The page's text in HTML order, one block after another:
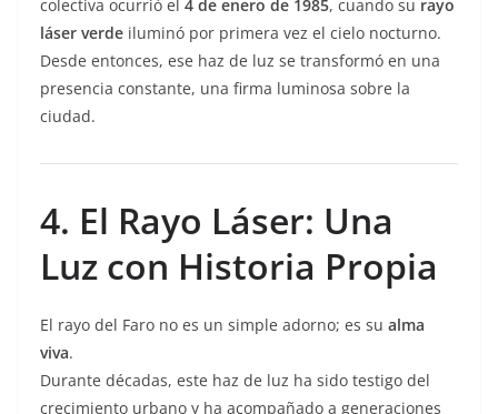
colectiva ocurrió el 4 de enero de 1985, cuando su rayo
láser verde iluminó por primera vez el cielo nocturno.
Desde entonces, ese haz de luz se transformó en una
presencia constante, una firma luminosa sobre la
ciudad.
4. El Rayo Láser: Una
Luz con Historia Propia
El rayo del Faro no es un simple adorno; es su alma
viva.
Durante décadas, este haz de luz ha sido testigo del
crecimiento urbano y ha acompañado a generaciones